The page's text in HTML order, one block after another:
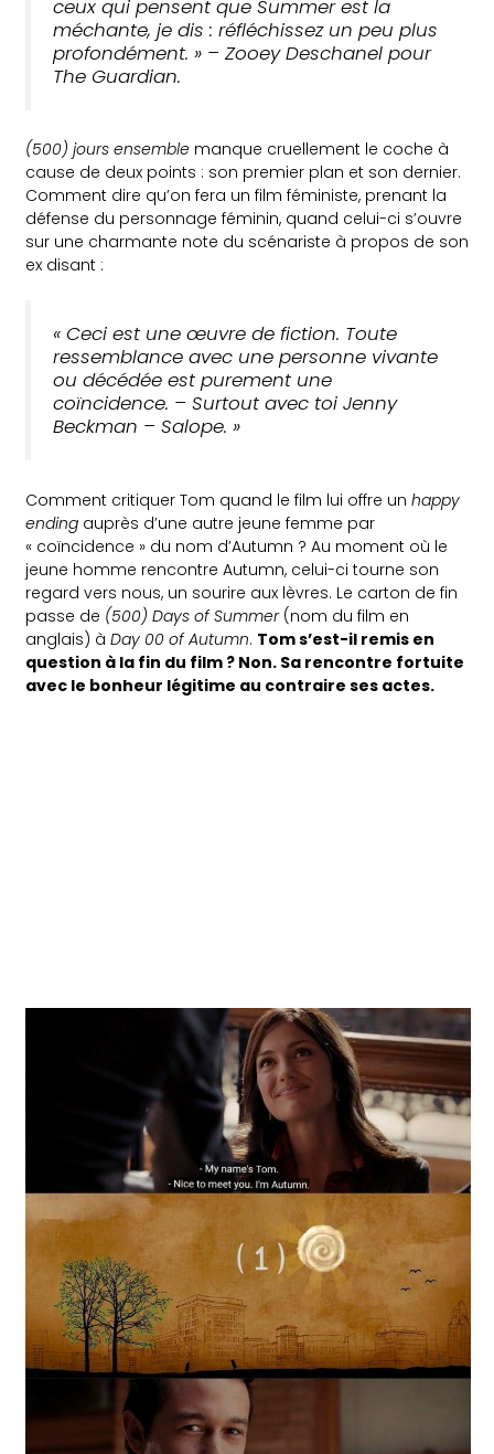
ceux qui pensent que Summer est la
méchante, je dis : réfléchissez un peu plus
profondément. » – Zooey Deschanel pour
The Guardian.
(500) jours ensemble manque cruellement le coche à
cause de deux points : son premier plan et son dernier.
Comment dire qu’on fera un film féministe, prenant la
défense du personnage féminin, quand celui-ci s’ouvre
sur une charmante note du scénariste à propos de son
ex disant :
« Ceci est une œuvre de fiction. Toute
ressemblance avec une personne vivante
ou décédée est purement une
coïncidence. – Surtout avec toi Jenny
Beckman – Salope. »
Comment critiquer Tom quand le film lui offre unhappy
ending auprès d’une autre jeune femme par
« coïncidence » du nom d’Autumn ? Au moment où le
jeune homme rencontre Autumn, celui-ci tourne son
regard vers nous, un sourire aux lèvres. Le carton de fin
passe de (500) Days of Summer(nom du film en
anglais) àDay 00 of Autumn. Tom s’est-il remis en
question à la fin du film ? Non. Sa rencontre fortuite
avec le bonheur légitime au contraire ses actes.